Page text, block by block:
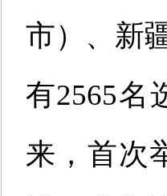
市）、新
有2565名
来，首次